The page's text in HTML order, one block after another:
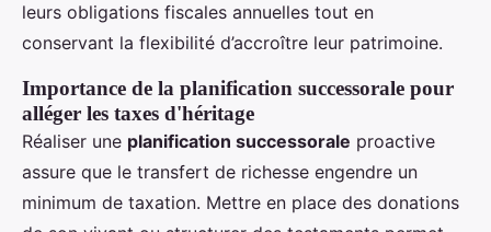
leurs obligations fiscales annuelles tout en
conservant la flexibilité d’accroître leur patrimoine.
Importance de la planification successorale pour
alléger les taxes d'héritage
Réaliser une planification successorale proactive
assure que le transfert de richesse engendre un
minimum de taxation. Mettre en place des donations